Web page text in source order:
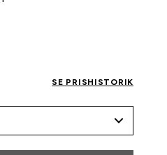
SE PRISHISTORIK